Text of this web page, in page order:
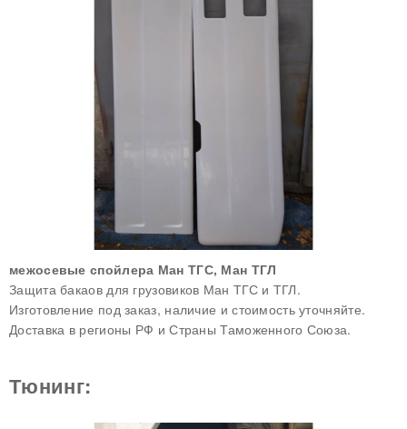
межосевые спойлера Ман ТГС, Ман ТГЛ
Защита бакаов для грузовиков Ман ТГС и ТГЛ.
Изготовление под заказ, наличие и стоимость уточняйте.
Доставка в регионы РФ и Страны Таможенного Союза.
Тюнинг: